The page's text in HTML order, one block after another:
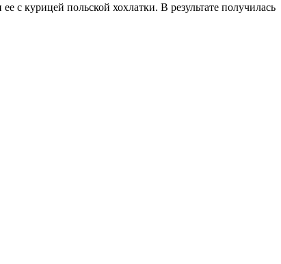
с курицей польской хохлатки. В результате получилась